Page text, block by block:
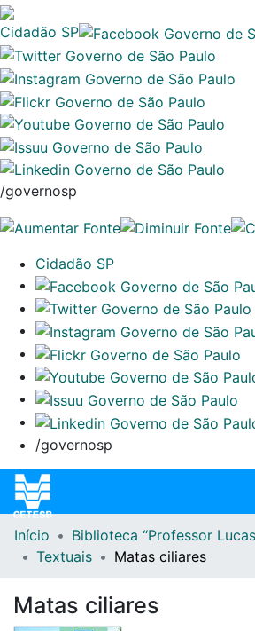
Cidadão SP
/governosp
Cidadão SP
/governosp
Home
Início
Biblioteca “Professor
Textuais
Matas ciliares
Matas ciliares